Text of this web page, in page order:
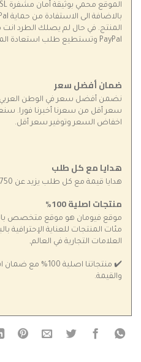
المنتج. في حال لم يصلك الطرد
PayPal وتستطيع طلب استعادة المبلغ.
ضمان أفضل سعر
نضمن أفضل سعر في الوطن
سعر أقل من سعرنا أخبرنا فورا.
اخفاض السعر وتوفير سعر أقل.
هدايا مع كل طلب
هدايا قيمة مع كل طلب يزيد عن 750 ريال سعودي
منتجات اصلية 100%
موقع فيومان هو موقع متخصص
مئات المنتجات للعناية الإحترافية
العلامات التجارية في العالم,
✔️ منتجاتنا اصلية
والقيمة.